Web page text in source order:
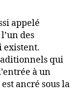
appelé
des
existent.
qui
à un
ancré sous la